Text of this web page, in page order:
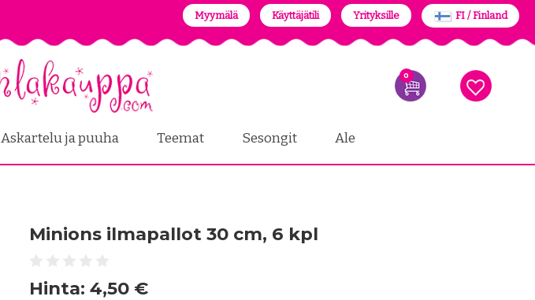
Myymälä Käyttäjätili Yrityksille FI / Finland
0
Askartelu ja puuha Teemat Sesongit Ale
Minions ilmapallot 30 cm, 6 kpl
Hinta: 4,50 €